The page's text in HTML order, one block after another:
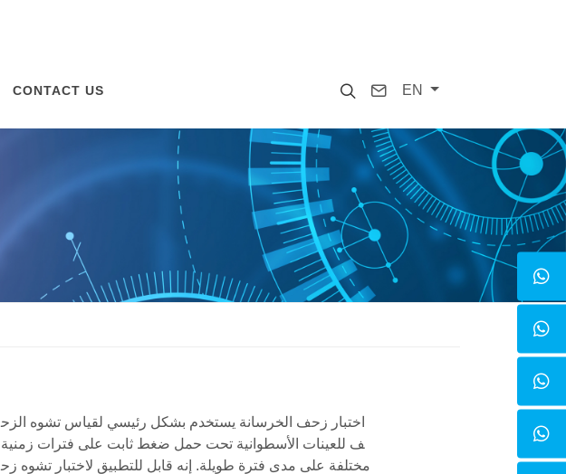
SearchContact
EN
CONTACT US
اختبار زحف الخرسانة يستخدم بشكل رئيسي لقياس تشوه الزح
ف للعينات الأسطوانية تحت حمل ضغط ثابت على فترات زمنية
مختلفة على مدى فترة طويلة. إنه قابل للتطبيق لاختبار تشوه زح